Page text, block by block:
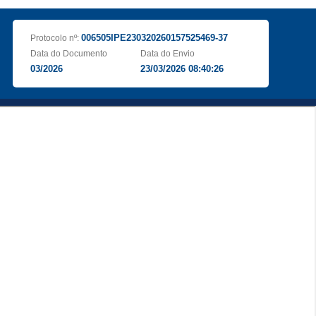
Protocolo nº: 006505IPE230320260157525469-37
Data do Documento
03/2026
Data do Envio
23/03/2026 08:40:26